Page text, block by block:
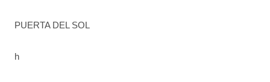
PUERTA DEL SOL
h